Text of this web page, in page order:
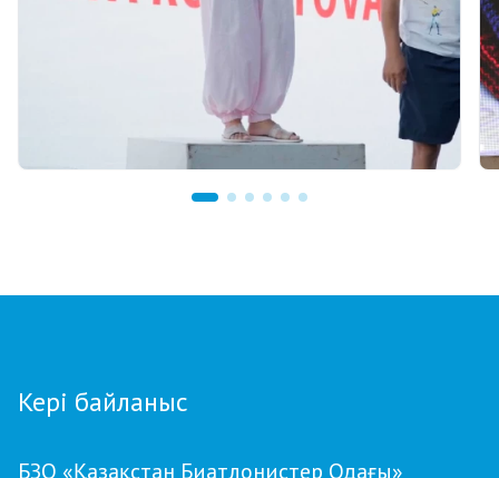
Кері байланыс
БЗО «Қазақстан Биатлонистер Одағы»